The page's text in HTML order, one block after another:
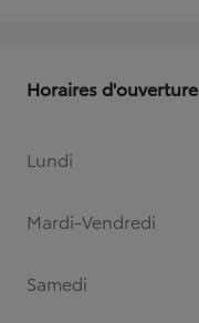
Horaires d'ouverture
Lundi
Mardi-Vendredi
Samedi